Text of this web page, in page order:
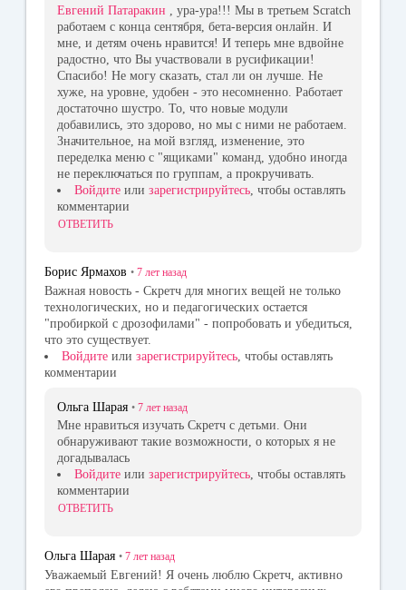
Евгений Патаракин , ура-ура!!! Мы в третьем Scratch
работаем с конца сентября, бета-версия онлайн. И
мне, и детям очень нравится! И теперь мне вдвойне
радостно, что Вы участвовали в русификации!
Спасибо! Не могу сказать, стал ли он лучше. Не
хуже, на уровне, удобен - это несомненно. Работает
достаточно шустро. То, что новые модули
добавились, это здорово, но мы с ними не работаем.
Значительное, на мой взгляд, изменение, это
переделка меню с "ящиками" команд, удобно иногда
не переключаться по группам, а прокручивать.
Войдите или зарегистрируйтесь, чтобы оставлять
комментарии
ОТВЕТИТЬ
Борис Ярмахов • 7 лет назад
Важная новость - Скретч для многих вещей не только
технологических, но и педагогических остается
"пробиркой с дрозофилами" - попробовать и убедиться,
что это существует.
Войдите или зарегистрируйтесь , чтобы оставлять
комментарии
Ольга Шарая • 7 лет назад
Мне нравиться изучать Скретч с детьми. Они
обнаруживают такие возможности, о которых я не
догадывалась
Войдите или зарегистрируйтесь, чтобы оставлять
комментарии
ОТВЕТИТЬ
Ольга Шарая • 7 лет назад
Уважаемый Евгений! Я очень люблю Скретч, активно